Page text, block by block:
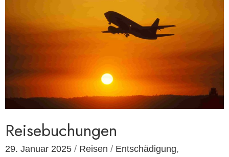
Reisebuchungen
29. Januar 2025 / Reisen / Entschädigung,